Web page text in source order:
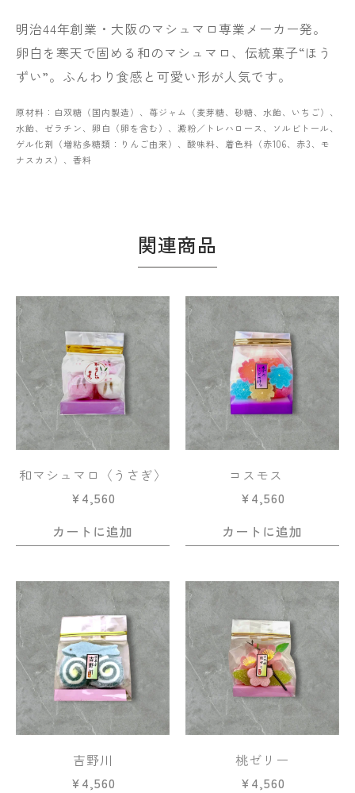
明治44年創業・大阪のマシュマロ専業メーカー発。
卵白を寒天で固める和のマシュマロ、伝統菓子“ほう
ずい”。ふんわり食感と可愛い形が人気です。
原材料：白双糖（国内製造）、苺ジャム（麦芽糖、砂糖、水飴、いちご）、
水飴、ゼラチン、卵白（卵を含む）、澱粉／トレハロース、ソルビトール、
ゲル化剤（増粘多糖類：りんご由来）、酸味料、着色料（赤106、赤3、モ
ナスカス）、香料
関連商品
和マシュマロ〈うさぎ〉
¥4,560
カートに追加
コスモス
¥4,560
カートに追加
吉野川
¥4,560
桃ゼリー
¥4,560